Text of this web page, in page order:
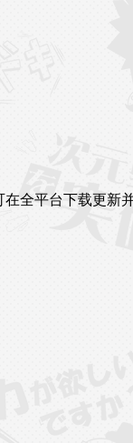
在全平台下载更新